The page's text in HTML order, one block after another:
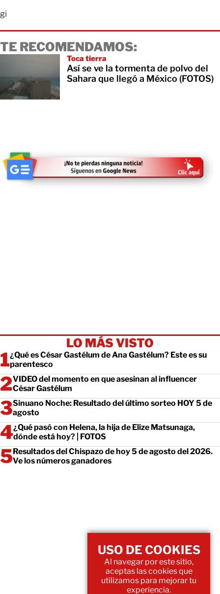
gi
TE RECOMENDAMOS:
Toca tierra
Así se ve la tormenta de polvo del
Sahara que llegó a México (FOTOS)
LO MÁS VISTO
¿Qué es César Gastélum de Ana Gastélum? Este es su
parentesco
VIDEO del momento en que asesinan al influencer
César Gastélum
Sinuano Noche: Resultado del último sorteo HOY 5 de
agosto
¿Qué pasó con Helena, la hija de Elize Matsunaga,
dónde está hoy? | FOTOS
Resultados del Chispazo de hoy 5 de agosto del 2026.
Ve los números ganadores
USO DE COOKIES
Al navegar por este sitio,
aceptas las cookies que
utilizamos para mejorar tu
experiencia.